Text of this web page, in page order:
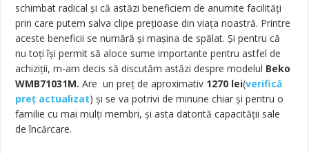
schimbat radical și că astăzi beneficiem de anumite facilități
prin care putem salva clipe prețioase din viața noastră. Printre
aceste beneficii se numără și mașina de spălat. Și pentru că
nu toți își permit să aloce sume importante pentru astfel de
achiziții, m-am decis să discutăm astăzi despre modelul Beko
WMB71031M.Are un preț de aproximativ 1270 lei(verifică
preț actualizat) și se va potrivi de minune chiar și pentru o
familie cu mai mulți membri, și asta datorită capacității sale
de încărcare.